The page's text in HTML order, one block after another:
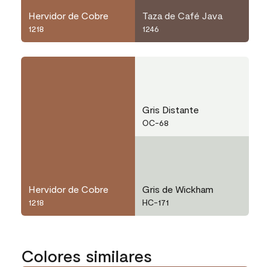
Hervidor de Cobre
1218
Taza de Café Java
1246
Hervidor de Cobre
1218
Gris Distante
OC-68
Gris de Wickham
HC-171
Colores similares